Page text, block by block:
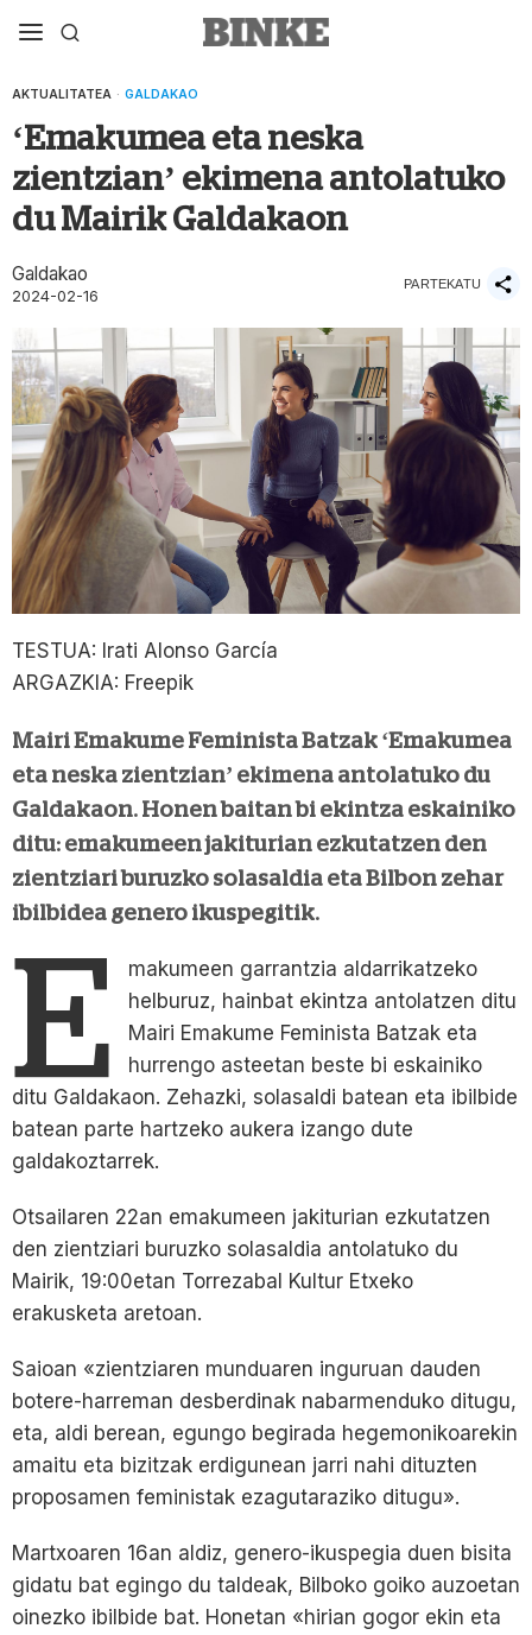
AKTUALITATEA · GALDAKAO
‘Emakumea eta neska
zientzian’ ekimena antolatuko
du Mairik Galdakaon
Galdakao
2024-02-16
PARTEKATU
TESTUA: Irati Alonso García
ARGAZKIA: Freepik
Mairi Emakume Feminista Batzak ‘Emakumea
eta neska zientzian’ ekimena antolatuko du
Galdakaon. Honen baitan bi ekintza eskainiko
ditu: emakumeen jakiturian ezkutatzen den
zientziari buruzko solasaldia eta Bilbon zehar
ibilbidea genero ikuspegitik.
E
makumeen garrantzia aldarrikatzeko
helburuz, hainbat ekintza antolatzen ditu
Mairi Emakume Feminista Batzak eta
hurrengo asteetan beste bi eskainiko
ditu Galdakaon. Zehazki, solasaldi batean eta ibilbide
batean parte hartzeko aukera izango dute
galdakoztarrek.
Otsailaren 22an emakumeen jakiturian ezkutatzen
den zientziari buruzko solasaldia antolatuko du
Mairik, 19:00etan Torrezabal Kultur Etxeko
erakusketa aretoan.
Saioan «zientziaren munduaren inguruan dauden
botere-harreman desberdinak nabarmenduko ditugu,
eta, aldi berean, egungo begirada hegemonikoarekin
amaitu eta bizitzak erdigunean jarri nahi dituzten
proposamen feministak ezagutaraziko ditugu».
Martxoaren 16an aldiz, genero-ikuspegia duen bisita
gidatu bat egingo du taldeak, Bilboko goiko auzoetan
oinezko ibilbide bat. Honetan «hirian gogor ekin eta